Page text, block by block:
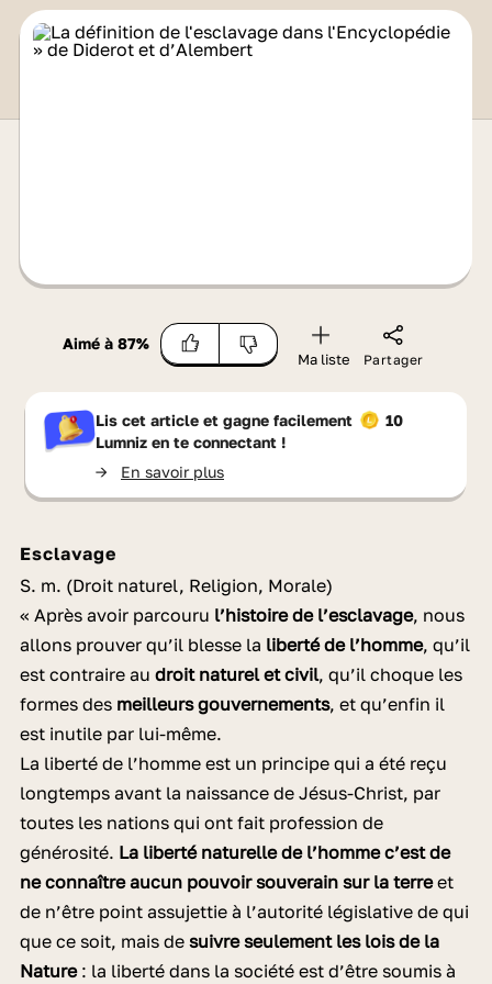
Aimé à 87%
Ma liste Partager
Lis cet article et gagne facilement
10
Lumniz en te connectant !
-> En savoir plus
Esclavage
S. m. (Droit naturel, Religion, Morale)
« Après avoir parcouru l’histoire de l’esclavage, nous
allons prouver qu’il blesse la liberté de l’homme, qu’il
est contraire au droit naturel et civil, qu’il choque les
formes des meilleurs gouvernements, et qu’enfin il
est inutile par lui-même.
La liberté de l’homme est un principe qui a été reçu
longtemps avant la naissance de Jésus-Christ, par
toutes les nations qui ont fait profession de
générosité. La liberté naturelle de l’homme c’est de
ne connaître aucun pouvoir souverain sur la terreet
de n’être point assujettie à l’autorité législative de qui
que ce soit, mais de suivre seulement les lois de la
Nature: la liberté dans la société est d’être soumis à